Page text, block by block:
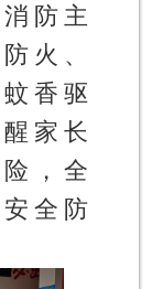
防主
火、
香驱
家长
，全
全防